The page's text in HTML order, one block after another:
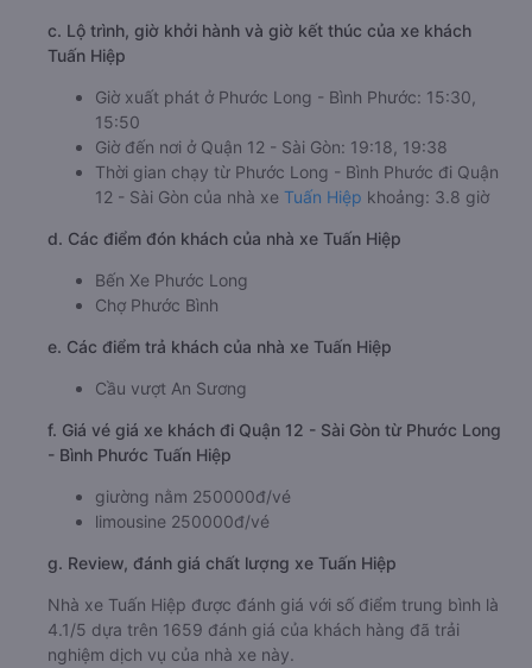
c. Lộ trình, giờ khởi hành và giờ kết thúc của xe khách
Tuấn Hiệp
Giờ xuất phát ở Phước Long - Bình Phước: 15:30,
15:50
Giờ đến nơi ở Quận 12 - Sài Gòn: 19:18, 19:38
Thời gian chạy từ Phước Long - Bình Phước đi Quận
12 - Sài Gòn của nhà xe Tuấn Hiệp khoảng: 3.8 giờ
d. Các điểm đón khách của nhà xe Tuấn Hiệp
Bến Xe Phước Long
Chợ Phước Bình
e. Các điểm trả khách của nhà xe Tuấn Hiệp
Cầu vượt An Sương
f. Giá vé giá xe khách đi Quận 12 - Sài Gòn từ Phước Long
- Bình Phước Tuấn Hiệp
giường nằm 250000đ/vé
limousine 250000đ/vé
g. Review, đánh giá chất lượng xe Tuấn Hiệp
Nhà xe Tuấn Hiệp được đánh giá với số điểm trung bình là
4.1/5 dựa trên 1659 đánh giá của khách hàng đã trải
nghiệm dịch vụ của nhà xe này.